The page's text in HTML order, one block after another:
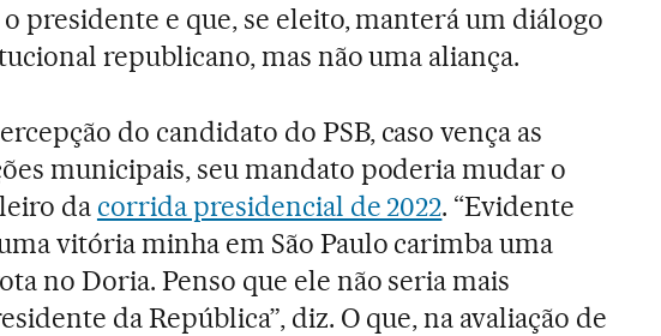
presidente e que, se eleito, manterá um diálogo
republicano, mas não uma aliança.
do candidato do PSB, caso vença as
municipais, seu mandato poderia mudar o
da corrida presidencial de 2022. “Evidente
vitória minha em São Paulo carimba uma
no Doria. Penso que ele não seria mais
da República”, diz. O que, na avaliação de